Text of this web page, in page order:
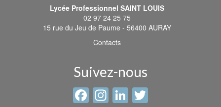
Lycée Professionnel SAINT LOUIS
02 97 24 25 75
15 rue du Jeu de Paume - 56400 AURAY
Contacts
Suivez-nous
Facebook
Instagram
LinkedIn